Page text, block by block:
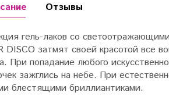
гель-лаков со
DISCO затмят своей красотой все
При попадание любого
зажглись на небе. При
блестящими бриллиантиками.
Отзывы